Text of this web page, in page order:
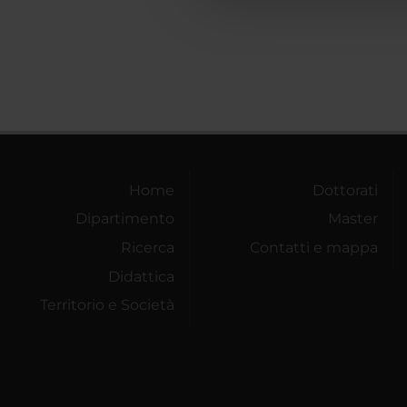
Home
Dipartimento
Ricerca
Didattica
Territorio e Società
Dottorati
Master
Contatti e mappa